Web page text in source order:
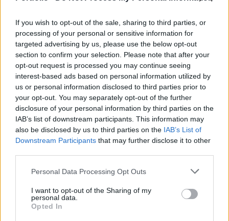
If you wish to opt-out of the sale, sharing to third parties, or
processing of your personal or sensitive information for
targeted advertising by us, please use the below opt-out
section to confirm your selection. Please note that after your
opt-out request is processed you may continue seeing
interest-based ads based on personal information utilized by
us or personal information disclosed to third parties prior to
your opt-out. You may separately opt-out of the further
disclosure of your personal information by third parties on the
IAB’s list of downstream participants. This information may
also be disclosed by us to third parties on the IAB’s List of
Downstream Participants that may further disclose it to other
Personal Data Processing Opt Outs
I want to opt-out of the Sharing of my
personal data.
Opted In
nyersanyagot szállított az Egyesült
Államoknak
Kegyvesztett lett a Venezuelában aktív olajmágnás.